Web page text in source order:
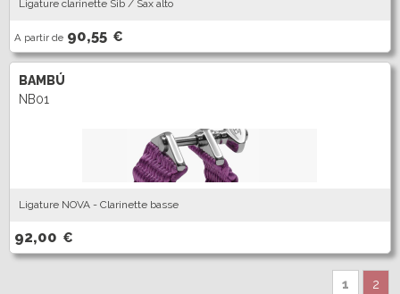
Ligature clarinette Sib / Sax alto
A partir de 90,55 €
BAMBÚ
NB01
Ligature NOVA - Clarinette basse
92,00 €
1 2